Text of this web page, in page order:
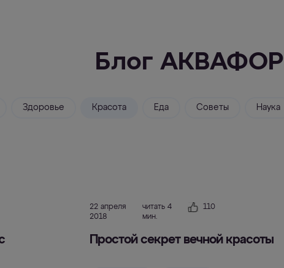
Блог АКВАФОР
Здоровье Красота Еда Советы Наука
22 апреля
2018
читать 4
мин.
110
Простой секрет вечной красоты